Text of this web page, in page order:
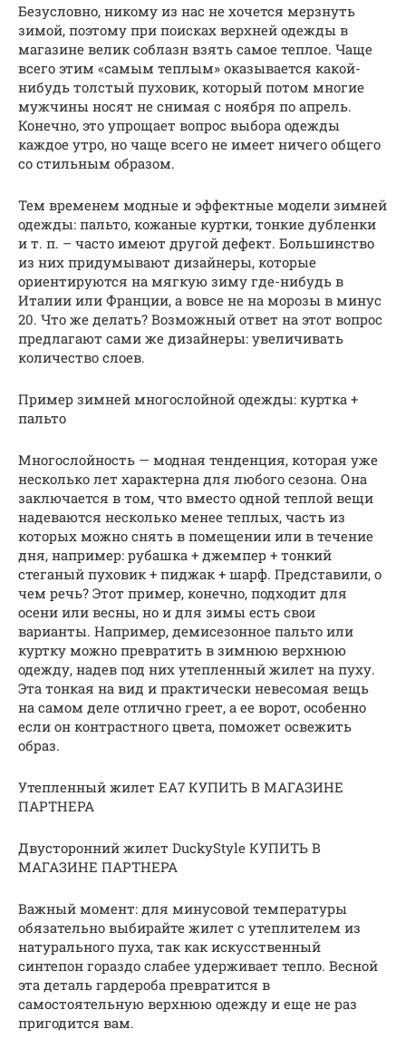
Безусловно, никому из нас не хочется мерзнуть
зимой, поэтому при поисках верхней одежды в
магазине велик соблазн взять самое теплое. Чаще
всего этим «самым теплым» оказывается какой-
нибудь толстый пуховик, который потом многие
мужчины носят не снимая с ноября по апрель.
Конечно, это упрощает вопрос выбора одежды
каждое утро, но чаще всего не имеет ничего общего
со стильным образом.
Тем временем модные и эффектные модели зимней
одежды: пальто, кожаные куртки, тонкие дубленки
и т. п. – часто имеют другой дефект. Большинство
из них придумывают дизайнеры, которые
ориентируются на мягкую зиму где-нибудь в
Италии или Франции, а вовсе не на морозы в минус
20. Что же делать? Возможный ответ на этот вопрос
предлагают сами же дизайнеры: увеличивать
количество слоев.
Пример зимней многослойной одежды: куртка +
пальто
Многослойность — модная тенденция, которая уже
несколько лет характерна для любого сезона. Она
заключается в том, что вместо одной теплой вещи
надеваются несколько менее теплых, часть из
которых можно снять в помещении или в течение
дня, например: рубашка + джемпер + тонкий
стеганый пуховик + пиджак + шарф. Представили, о
чем речь? Этот пример, конечно, подходит для
осени или весны, но и для зимы есть свои
варианты. Например, демисезонное пальто или
куртку можно превратить в зимнюю верхнюю
одежду, надев под них утепленный жилет на пуху.
Эта тонкая на вид и практически невесомая вещь
на самом деле отлично греет, а ее ворот, особенно
если он контрастного цвета, поможет освежить
образ.
Утепленный жилет EA7 КУПИТЬ В МАГАЗИНЕ
ПАРТНЕРА
Двусторонний жилет DuckyStyle КУПИТЬ В
МАГАЗИНЕ ПАРТНЕРА
Важный момент: для минусовой температуры
обязательно выбирайте жилет с утеплителем из
натурального пуха, так как искусственный
синтепон гораздо слабее удерживает тепло. Весной
эта деталь гардероба превратится в
самостоятельную верхнюю одежду и еще не раз
пригодится вам.